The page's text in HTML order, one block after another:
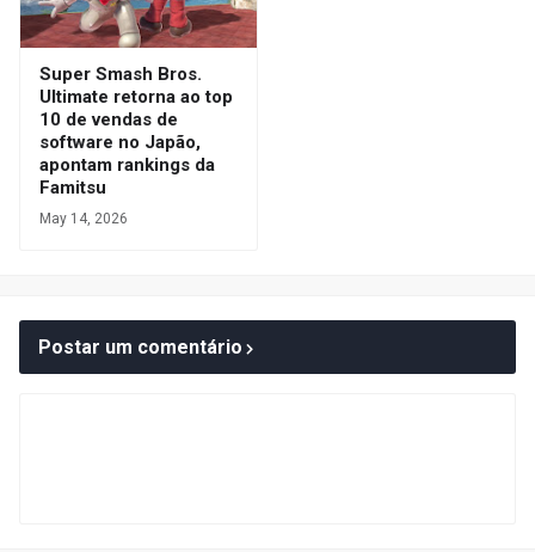
Super Smash Bros.
Ultimate retorna ao top
10 de vendas de
software no Japão,
apontam rankings da
Famitsu
May 14, 2026
Postar um comentário